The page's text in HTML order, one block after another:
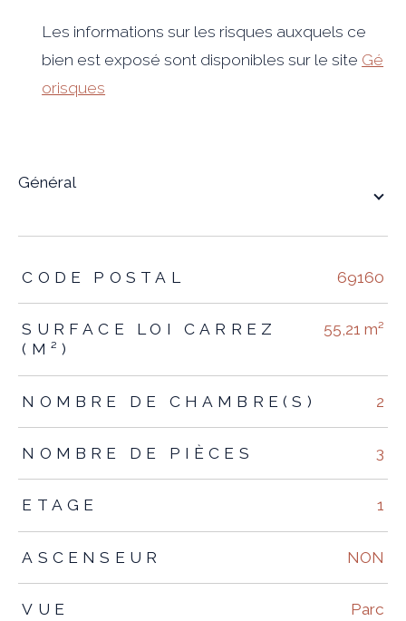
Les informations sur les risques auxquels ce
bien est exposé sont disponibles sur le site Gé
orisques
général
TRAD_ZEPHYR_Caracteristique TRAD_ZEPHYR_Valeurs
CODE POSTAL 69160
SURFACE LOI CARREZ
(M²)
55,21 m²
NOMBRE DE CHAMBRE(S) 2
NOMBRE DE PIÈCES 3
ETAGE 1
ASCENSEUR NON
VUE Parc